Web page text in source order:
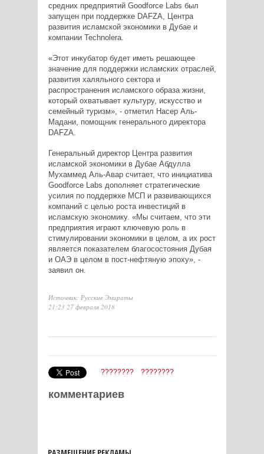
средних предприятий Goodforce Labs был
запущен при поддержке DAFZA, Центра
развития исламской экономики в Дубае и
компании Technolera.
«Этот инкубатор будет иметь решающее
значение для поддержки исламских отраслей,
развития халяльного сектора и
распространения исламского образа жизни,
который охватывает культуру, искусство и
семейный туризм», - отметил Насер Аль-
Мадани, помощник генерального директора
DAFZA.
Генеральный директор Центра развития
исламской экономики в Дубае Абдулла
Мухаммед Аль-Авар считает, что инициатива
Goodforce Labs дополняет стратегические
усилия по поддержке МСП и развивающихся
компаний с целью роста инвестиций в
исламскую экономику. «Мы считаем, что эти
предприятия играют ключевую роль в
стимулировании экономики в целом, а их рост
является показателем благосостояния Дубая
и ОАЭ в целом в пост-нефтяную эпоху», -
заявил он.
Источник: Русские Эмираты
21:23 27 февраля 2018
???????? ????????
комментариев